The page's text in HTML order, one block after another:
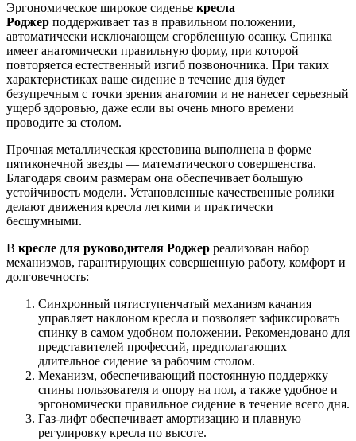
Эргономическое широкое сиденье кресла
Роджер поддерживает таз в правильном положении,
автоматически исключающем сгорбленную осанку. Спинка
имеет анатомически правильную форму, при которой
повторяется естественный изгиб позвоночника. При таких
характеристиках ваше сидение в течение дня будет
безупречным с точки зрения анатомии и не нанесет серьезный
ущерб здоровью, даже если вы очень много времени
проводите за столом.
Прочная металлическая крестовина выполнена в форме
пятиконечной звезды — математического совершенства.
Благодаря своим размерам она обеспечивает большую
устойчивость модели. Установленные качественные ролики
делают движения кресла легкими и практически
бесшумными.
В кресле для руководителя Роджер реализован набор
механизмов, гарантирующих совершенную работу, комфорт и
долговечность:
Синхронный пятиступенчатый механизм качания
управляет наклоном кресла и позволяет зафиксировать
спинку в самом удобном положении. Рекомендовано для
представителей профессий, предполагающих
длительное сидение за рабочим столом.
Механизм, обеспечивающий постоянную поддержку
спины пользователя и опору на пол, а также удобное и
эргономически правильное сидение в течение всего дня.
Газ-лифт обеспечивает амортизацию и плавную
регулировку кресла по высоте.